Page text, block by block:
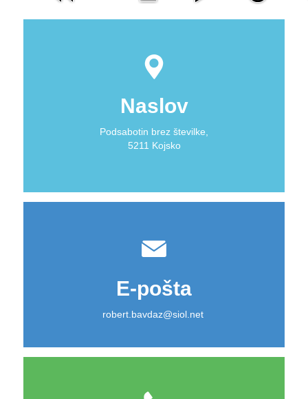
Naslov
Podsabotin brez številke,
5211 Kojsko
E-pošta
robert.bavdaz@siol.net